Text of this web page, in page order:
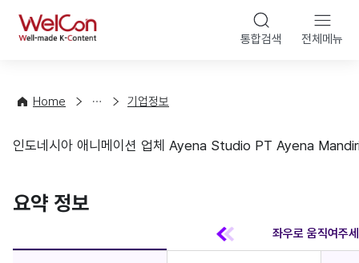
WelCon 통합검색 전체메뉴
Home
컨
팅
해
기
정
기업정보
기업정보
인도네시아 애니메이션 업체 Ayena Studio PT Ayena
요약 정보